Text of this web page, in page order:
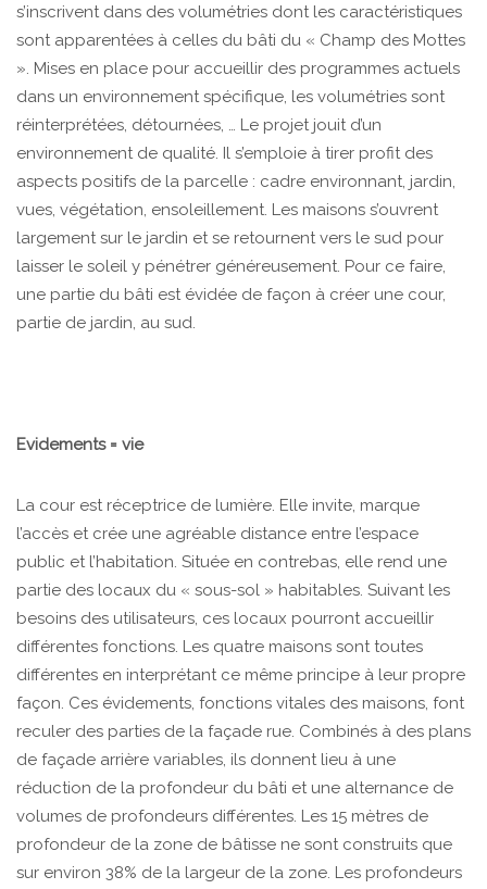
s’inscrivent dans des volumétries dont les caractéristiques
sont apparentées à celles du bâti du « Champ des Mottes
». Mises en place pour accueillir des programmes actuels
dans un environnement spécifique, les volumétries sont
réinterprétées, détournées, … Le projet jouit d’un
environnement de qualité. Il s’emploie à tirer profit des
aspects positifs de la parcelle : cadre environnant, jardin,
vues, végétation, ensoleillement. Les maisons s’ouvrent
largement sur le jardin et se retournent vers le sud pour
laisser le soleil y pénétrer généreusement. Pour ce faire,
une partie du bâti est évidée de façon à créer une cour,
partie de jardin, au sud.
Evidements = vie
La cour est réceptrice de lumière. Elle invite, marque
l’accès et crée une agréable distance entre l’espace
public et l’habitation. Située en contrebas, elle rend une
partie des locaux du « sous-sol » habitables. Suivant les
besoins des utilisateurs, ces locaux pourront accueillir
différentes fonctions. Les quatre maisons sont toutes
différentes en interprétant ce même principe à leur propre
façon. Ces évidements, fonctions vitales des maisons, font
reculer des parties de la façade rue. Combinés à des plans
de façade arrière variables, ils donnent lieu à une
réduction de la profondeur du bâti et une alternance de
volumes de profondeurs différentes. Les 15 mètres de
profondeur de la zone de bâtisse ne sont construits que
sur environ 38% de la largeur de la zone. Les profondeurs